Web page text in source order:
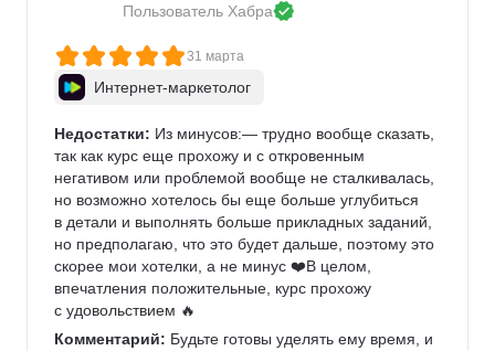
Пользователь Хабра
31 марта
Интернет-маркетолог
Недостатки: Из минусов:— трудно вообще сказать,
так как курс еще прохожу и с откровенным
негативом или проблемой вообще не сталкивалась,
но возможно хотелось бы еще больше углубиться
в детали и выполнять больше прикладных заданий,
но предполагаю, что это будет дальше, поэтому это
скорее мои хотелки, а не минус ❤️В целом,
впечатления положительные, курс прохожу
с удовольствием 🔥
Комментарий: Будьте готовы уделять ему время, и